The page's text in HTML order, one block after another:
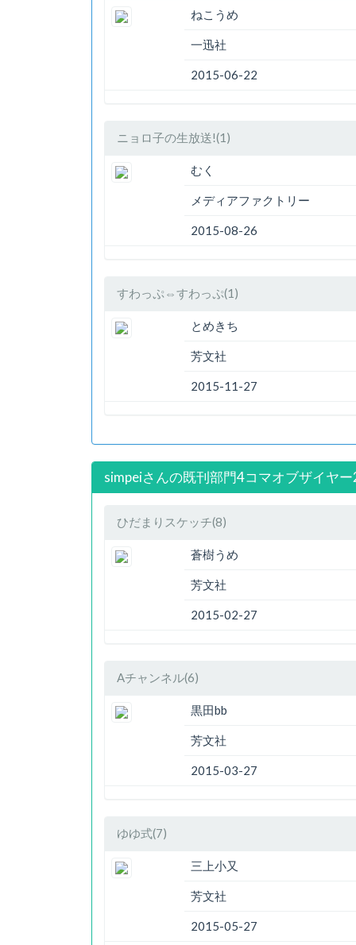
ねこうめ
一迅社
2015-06-22
ニョロ子の生放送!(1)
むく
メディアファクトリー
2015-08-26
すわっぷ⇔すわっぷ(1)
とめきち
芳文社
2015-11-27
simpeiさんの既刊部門4コマオブザイヤ
ひだまりスケッチ(8)
蒼樹うめ
芳文社
2015-02-27
Aチャンネル(6)
黒田bb
芳文社
2015-03-27
ゆゆ式(7)
三上小又
芳文社
2015-05-27